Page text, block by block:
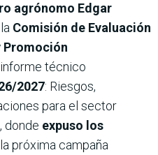
agrónomo Edgar
Comisión de Evaluación
Promoción
técnico
2027: Riesgos,
para el sector
donde expuso los
próxima campaña